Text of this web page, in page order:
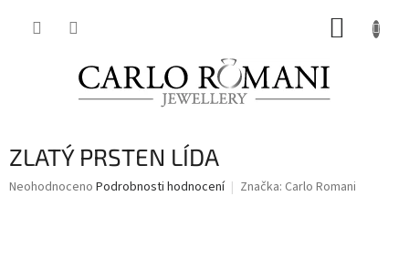
ZLATÝ PRSTEN LÍDA
Průměrné
Neohodnoceno Podrobnosti hodnocení Značka: Carlo Romani